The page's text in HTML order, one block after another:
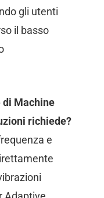
gli utenti
il basso
di Machine
richiede?
e